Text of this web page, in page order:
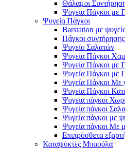
Θάλαμοι
Ψυγεία Πάγκοι με
Ψυγεία Πάγκοι
Barstation με
Πάγκοι συντήρησης
Ψυγείο Σαλατών
Ψυγεία Πάγκοι
Ψυγεία Πάγκοι με
Ψυγεία Πάγκοι με
Ψυγεία Πάγκοι Με
Ψυγεία Πάγκοι
Ψυγεία πάγκοι
Ψυγεία πάγκοι
Ψυγεία πάγκοι με
Ψυγεία πάγκοι Με
Επιπρόσθετα
Καταψύκτες Μπαούλα